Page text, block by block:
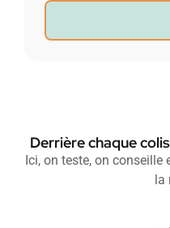
Derrière chaque
Ici, on teste, on